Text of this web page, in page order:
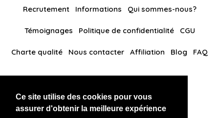
Ce site utilise des cookies pour vous
assurer d'obtenir la meilleure expérience
Recrutement Informations Qui sommes-nous?
Témoignages Politique de confidentialité CGU
Charte qualité Nous contacter Affiliation Blog FAQ
BlackAndBeauties RussianKisses